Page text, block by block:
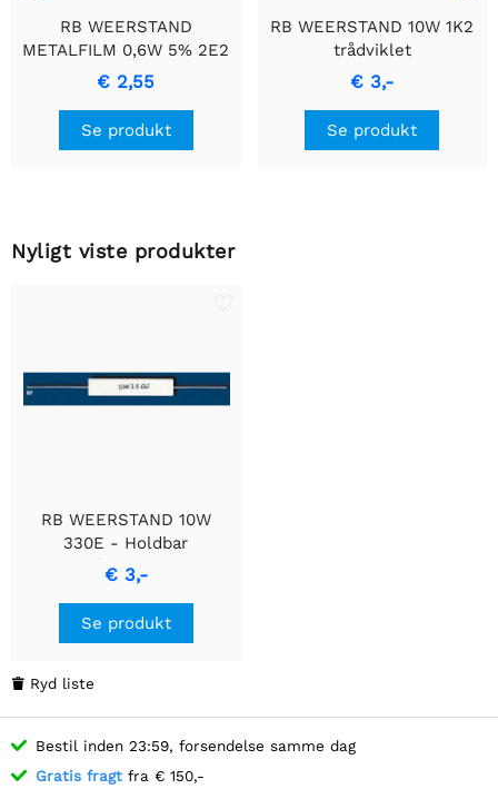
RB WEERSTAND
METALFILM 0,6W 5% 2E2
- Holdbar
Præcisionsmodstand
€ 2,55
Se produkt
RB WEERSTAND 10W 1K2
trådviklet
cementmodstand med
keramisk hus.
€ 3,-
Se produkt
Nyligt viste produkter
RB WEERSTAND 10W
330E - Holdbar
trådvundet
cementmodstand
€ 3,-
Se produkt
 Ryd liste
Bestil inden 23:59, forsendelse samme dag
Gratis fragt fra € 150,-